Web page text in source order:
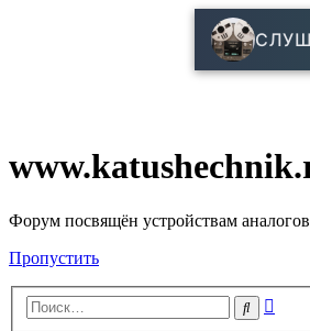
Форум посвящён устройствам
Пропустить
Поиск